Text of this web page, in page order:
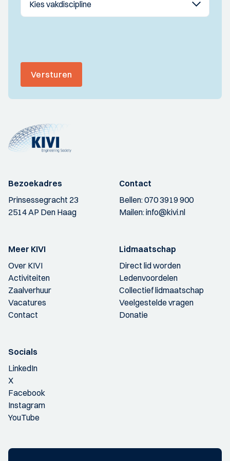
Versturen
Bezoekadres
Prinsessegracht 23
2514 AP Den Haag
Contact
Bellen:070 3919 900
Mailen:info@kivi.nl
Meer KIVI
Over KIVI
Activiteiten
Zaalverhuur
Vacatures
Contact
Lidmaatschap
Direct lid worden
Ledenvoordelen
Collectief lidmaatschap
Veelgestelde vragen
Donatie
Socials
LinkedIn
X
Facebook
Instagram
YouTube